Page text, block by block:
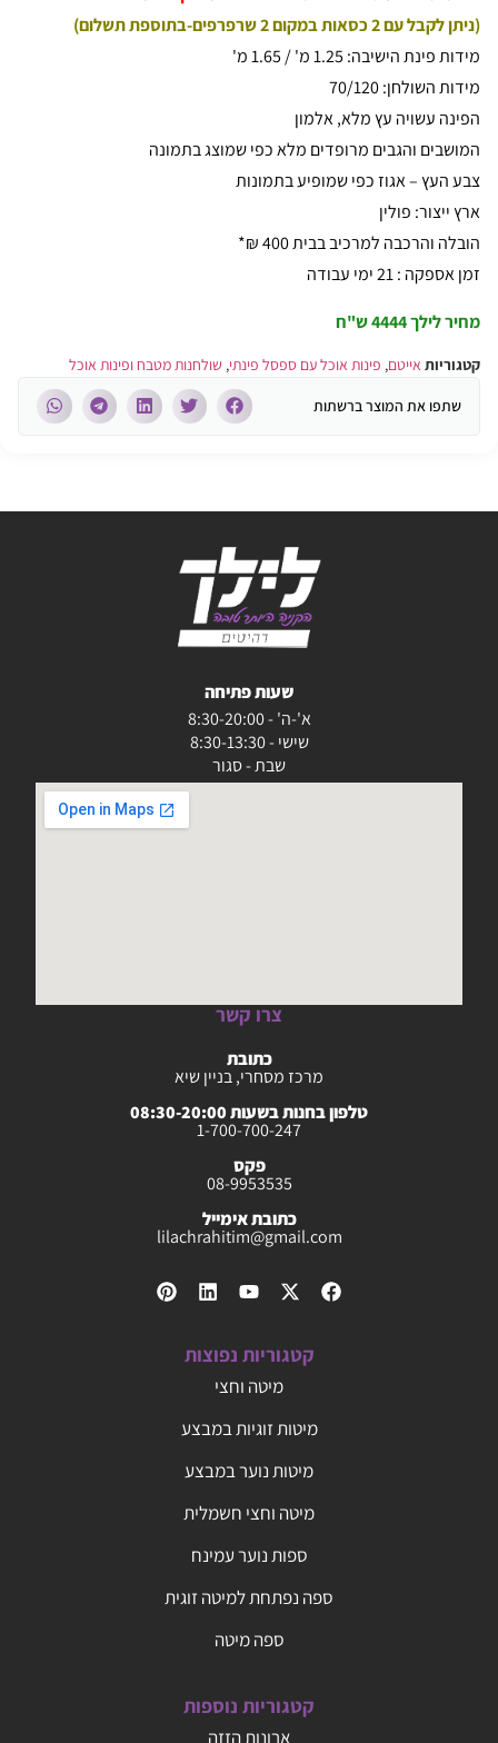
(ניתן לקבל עם 2 כסאות במקום 2 שרפרפים-בתוספת תשלום)
מידות פינת הישיבה: 1.25 מ' / 1.65 מ'
מידות השולחן: 70/120
הפינה עשויה עץ מלא, אלמון
המושבים והגבים מרופדים מלא כפי שמוצג בתמונה
צבע העץ – אגוז כפי שמופיע בתמונות
ארץ ייצור: פולין
הובלה והרכבה למרכיב בבית 400 ₪*
זמן אספקה : 21 ימי עבודה
מחיר לילך4444 ש"ח
קטגוריות אייטם, פינות אוכל עם ספסל פינתי, שולחנות מטבח ופינות אוכל
שתפו את המוצר ברשתות
שעות פתיחה
א'-ה' - 8:30-20:00
שישי - 8:30-13:30
שבת - סגור
צרו קשר
כתובת
מרכז מסחרי, בניין שיא
טלפון בחנות בשעות 08:30-20:00
1-700-700-247
פקס
08-9953535
כתובת אימייל
lilachrahitim@gmail.com
קטגוריות נפוצות
מיטה וחצי
מיטות זוגיות במבצע
מיטות נוער במבצע
מיטה וחצי חשמלית
ספות נוער עמינח
ספה נפתחת למיטה זוגית
ספה מיטה
קטגוריות נוספות
ארונות הזזה